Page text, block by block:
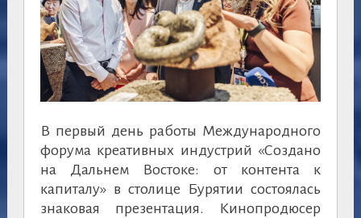
В первый день работы Международного
форума креативных индустрий «Создано
на Дальнем Востоке: от контента к
капиталу» в столице Бурятии состоялась
знаковая презентация. Кинопродюсер